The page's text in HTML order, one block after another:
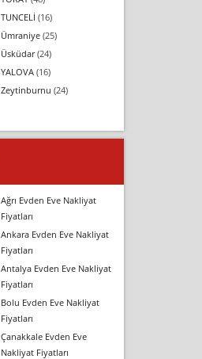
TUNCELİ (16)
Ümraniye(25)
Üsküdar(24)
YALOVA(16)
Zeytinburnu (24)
Ağrı Evden Eve Nakliyat
Fiyatları
Ankara Evden Eve Nakliyat
Fiyatları
Antalya Evden Eve Nakliyat
Fiyatları
Bolu Evden Eve Nakliyat
Fiyatları
Çanakkale Evden Eve
Nakliyat Fiyatları